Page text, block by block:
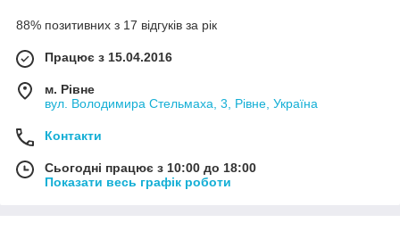
88% позитивних з 17 відгуків за рік
Працює з 15.04.2016
м. Рівне
вул. Володимира Стельмаха, 3, Рівне, Україна
Контакти
Сьогодні працює з 10:00 до 18:00
Показати весь графік роботи